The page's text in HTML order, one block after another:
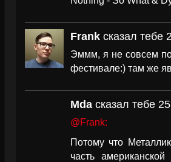
Frank сказал тебе
Эммм, я не совсем
фестивале:) там же
Мda сказал тебе
@Frank:
Потому что
часть